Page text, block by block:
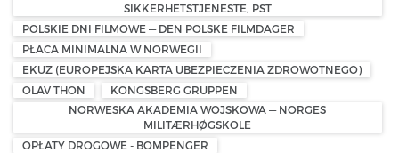
SIKKERHETSTJENESTE, PST
POLSKIE DNI FILMOWE — DEN POLSKE FILMDAGER
PŁACA MINIMALNA W NORWEGII
EKUZ (EUROPEJSKA KARTA UBEZPIECZENIA ZDROWOTNEGO)
OLAV THON
KONGSBERG GRUPPEN
NORWESKA AKADEMIA WOJSKOWA — NORGES
MILITÆRHØGSKOLE
OPŁATY DROGOWE - BOMPENGER